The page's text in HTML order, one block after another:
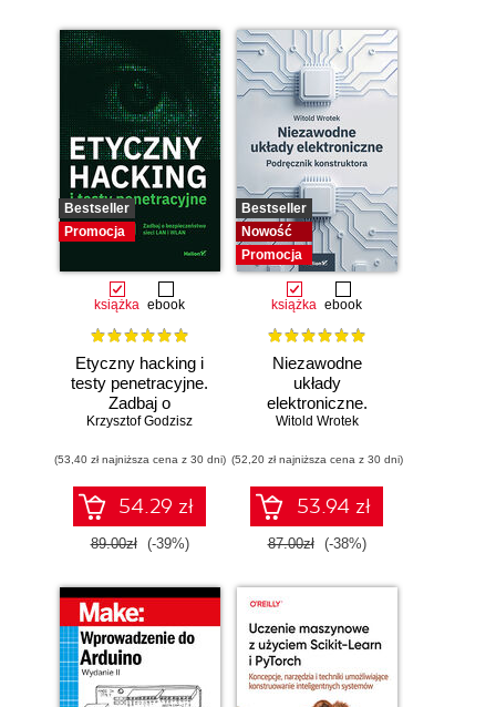
Bestseller
Promocja
książka ebook
Etyczny hacking i
testy penetracyjne.
Zadbaj o
bezpieczeństwo
Krzysztof Godzisz
(53,40 zł najniższa cena z 30 dni)
54.29 zł
89.00zł (-39%)
Bestseller
Nowość
Promocja
książka ebook
Niezawodne
układy
elektroniczne.
Podręcznik
Witold Wrotek
(52,20 zł najniższa cena z 30 dni)
53.94 zł
87.00zł (-38%)